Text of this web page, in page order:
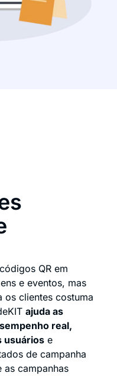
QR em
e eventos, mas
os clientes costuma
ajuda as
real,
usuários e
de campanha
campanhas